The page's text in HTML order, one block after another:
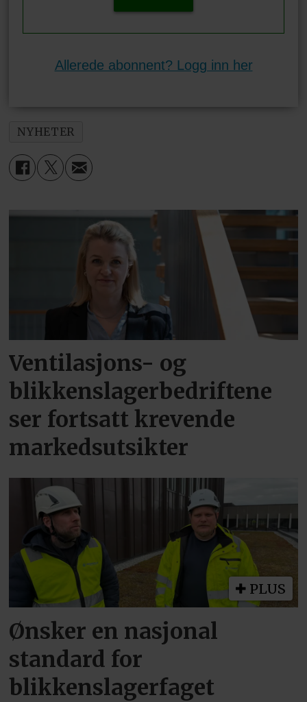
Allerede abonnent? Logg inn her
NYHETER
Ventilasjons- og
blikkenslagerbedriftene
ser fortsatt krevende
markedsutsikter
PLUS
Ønsker en nasjonal
standard for
blikkenslagerfaget